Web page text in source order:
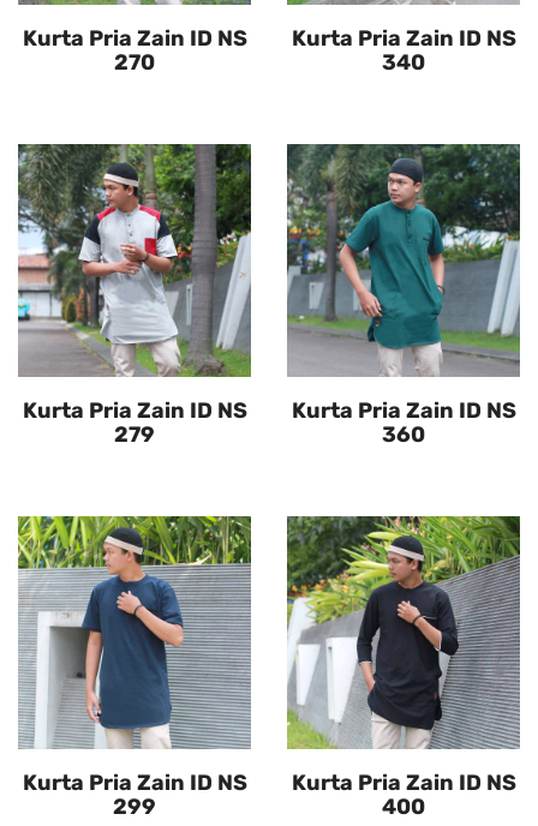
Kurta Pria Zain ID NS
270
Kurta Pria Zain ID NS
340
Kurta Pria Zain ID NS
279
Kurta Pria Zain ID NS
360
Kurta Pria Zain ID NS
299
Kurta Pria Zain ID NS
400